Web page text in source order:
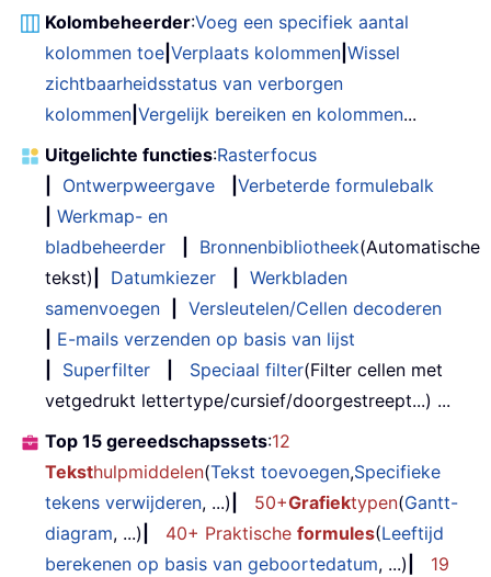
Kolombeheerder:Voeg een specifiek aantal
kolommen toe Verplaats kolommen Wissel
zichtbaarheidsstatus van verborgen
kolommen Vergelijk bereiken en kolommen...
Uitgelichte functies:Rasterfocus
Ontwerpweergave
Verbeterde formulebalk
Werkmap- en
bladbeheerder
Bronnenbibliotheek(Automatische
tekst)
Datumkiezer
Werkbladen
samenvoegen
Versleutelen/Cellen decoderen
E-mails verzenden op basis van lijst
Superfilter Speciaal filter(Filter cellen met
vetgedrukt lettertype/cursief/doorgestreept...) ...
Top 15 gereedschapssets:12
Teksthulpmiddelen(Tekst toevoegen,Specifieke
tekens verwijderen, ...) 50+Grafiektypen(Gantt-
diagram, ...) 40+ Praktische formules(Leeftijd
berekenen op basis van geboortedatum, ...)
19